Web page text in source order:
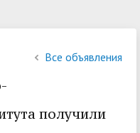
Все объявления
получили